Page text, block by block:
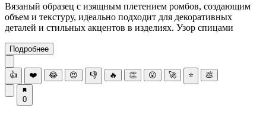
Вязаный образец с изящным плетением ромбов, создающим
объем и текстуру, идеально подходит для декоративных
деталей и стильных акцентов в изделиях. Узор спицами
Подробнее
👍 ❤️ 😂 😍 👎 🔥 👏 😮 🚀 ⭐ 💩
0